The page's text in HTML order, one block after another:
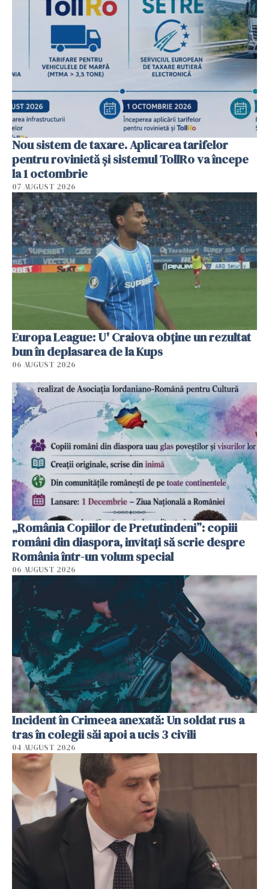
Nou sistem de taxare. Aplicarea tarifelor
pentru rovinietă şi sistemul TollRo va începe
la 1 octombrie
07 AUGUST 2026
Europa League: U' Craiova obține un rezultat
bun în deplasarea de la Kups
06 AUGUST 2026
„România Copiilor de Pretutindeni”: copiii
români din diaspora, invitați să scrie despre
România într-un volum special
06 AUGUST 2026
Incident în Crimeea anexată: Un soldat rus a
tras în colegii săi apoi a ucis 3 civili
04 AUGUST 2026